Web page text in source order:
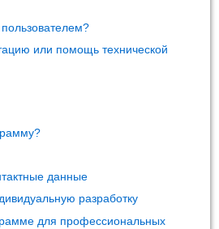
или помощь технической
данные
разработку
для профессиональных